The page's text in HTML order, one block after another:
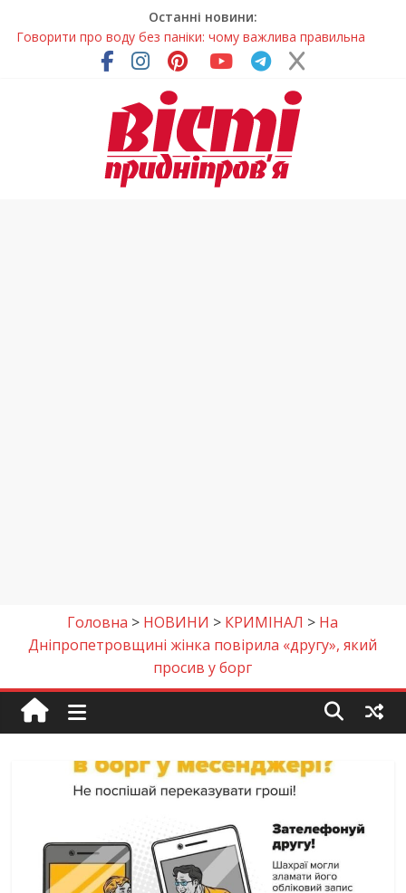
Останні новини:
Говорити про воду без паніки: чому важлива правильна
Лікар – на екрані: Як працюють телемедичні центри на
У Дніпрі триває масштабна підготовка до опалювального
Пошуки тривають: на Дніпропетровщині досліджують місце
розташування легендарного монастиря (Фото)
Головна > НОВИНИ > КРИМІНАЛ > На
Дніпропетровщині жінка повірила «другу», який
просив у борг